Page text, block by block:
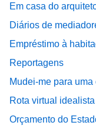
Em casa do
Diários de
Empréstimo à
Reportagens
Mudei-me para
Rota virtual
Orçamento do